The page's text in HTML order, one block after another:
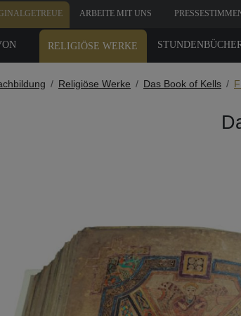
ARBEITE MIT UNS
RELIGIÖSE WERKE
Religiöse Werke Das Book of Kells